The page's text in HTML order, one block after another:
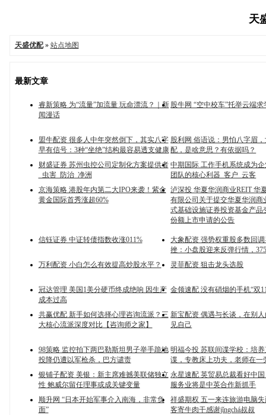
天
天盛优配» 站点地图
最新文章
睿新策略 为“流量”加流量 玩命漂流？｜新
闻漫话
股牛网 “空中校车”托举云端求
盟牛配资 很多人中年突然倒下，其实八字
早有信号：3种“坐绝”结构最容易透支健康
股利网 俗语说：男怕八字眉
配，是啥意思？有依据吗？
财盛证券 苏州虫控公司定制化方案提供者
_虫害_防治_净洲
中期国际 工作手机系统成为
团队的核心利器_客户_云客
京海策略 港股年内第二大IPO来袭！紫金
黄金国际首秀涨超60%
泸深投 华夏华润商业REIT 华
有限公司关于提交华夏华润商
式基础设施证券投资基金产品
份额上市申请的公告
信钰证券 中证转债指数收涨011%
大象配资 强势权重股多数回
挫：小盘股迎来反弹行情，
万利配资 小白怎么有效提高炒股水平？
灵菲配资 狙击龙头选股
冠达管理 美国1美分硬币终成绝响 因生产
成本过高
金领速配 没有硝烟的手机“双
共赢优配 新手如何选择心理咨询流派？三
大核心流派深度对比【咨询师之家】
新宝配资 偶遇与长谈，在别
见自己
98策略 监控拍下两巴勒斯坦男子举手跪地
投降仍遭以军枪杀，巴方谴责
明福今投 苏联间谍学校：培
谍，专教床上功夫，老师在一
银铺子配资 美银：新主席难撼美联储独立
性 鲍威尔留任理事或成关键变量
永星速配 英贸易总裁看好中国
服务业将是中英合作新抓手
顺升网 “日本开始军事介入南海，非常负
面”
祥盛期权 五一来连旅游电脑
客寄牛肉干感谢jǐngchá叔叔